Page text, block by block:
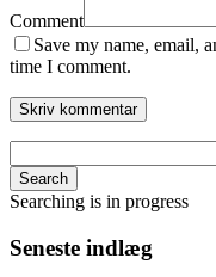
Comment
Save my name, email,
time I comment.
Search
Searching is in progress
Seneste indlæg